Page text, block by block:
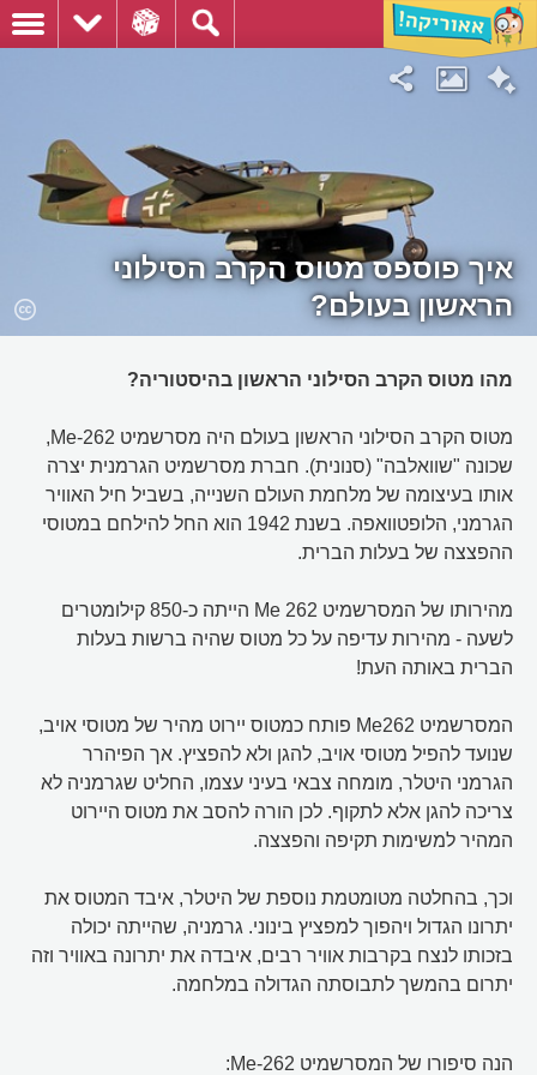
איך פוספס מטוס הקרב הסילוני
הראשון בעולם?
מהו מטוס הקרב הסילוני הראשון בהיסטוריה?
מטוס הקרב הסילוני הראשון בעולם היה מסרשמיט Me-262,
שכונה "שוואלבה" (סנונית). חברת מסרשמיט הגרמנית יצרה
אותו בעיצומה של מלחמת העולם השנייה, בשביל חיל האוויר
הגרמני, הלופטוואפה. בשנת 1942 הוא החל להילחם במטוסי
ההפצצה של בעלות הברית.
מהירותו של המסרשמיט Me 262 הייתה כ-850 קילומטרים
לשעה - מהירות עדיפה על כל מטוס שהיה ברשות בעלות
הברית באותה העת!
המסרשמיט Me262 פותח כמטוס יירוט מהיר של מטוסי אויב,
שנועד להפיל מטוסי אויב, להגן ולא להפציץ. אך הפיהרר
הגרמני היטלר, מומחה צבאי בעיני עצמו, החליט שגרמניה לא
צריכה להגן אלא לתקוף. לכן הורה להסב את מטוס היירוט
המהיר למשימות תקיפה והפצצה.
וכך, בהחלטה מטומטמת נוספת של היטלר, איבד המטוס את
יתרונו הגדול ויהפוך למפציץ בינוני. גרמניה, שהייתה יכולה
בזכותו לנצח בקרבות אוויר רבים, איבדה את יתרונה באוויר וזה
יתרום בהמשך לתבוסתה הגדולה במלחמה.
הנה סיפורו של המסרשמיט Me-262: